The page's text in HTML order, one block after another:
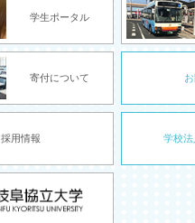
学生ポータル
寄付について
採用情報 学校法